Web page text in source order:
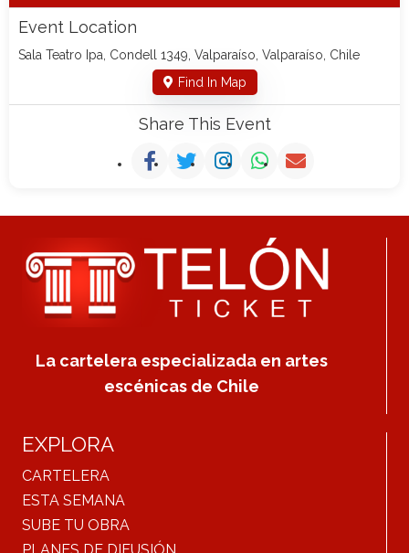
Event Location
Sala Teatro Ipa, Condell 1349, Valparaíso, Valparaíso, Chile
Find In Map
Share This Event
La cartelera especializada en artes
escénicas de Chile
EXPLORA
CARTELERA
ESTA SEMANA
SUBE TU OBRA